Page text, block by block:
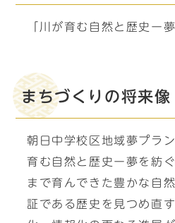
「川が育む自然と歴史ー
まちづくりの将来像
朝日中学校区地域夢プラ
育む自然と歴史ー夢を紡
まで育んできた豊かな自
証である歴史を見つめ直